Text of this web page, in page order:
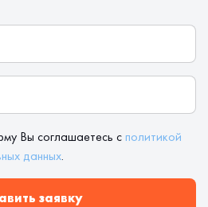
Вы соглашаетесь с политикой
данных.
заявку